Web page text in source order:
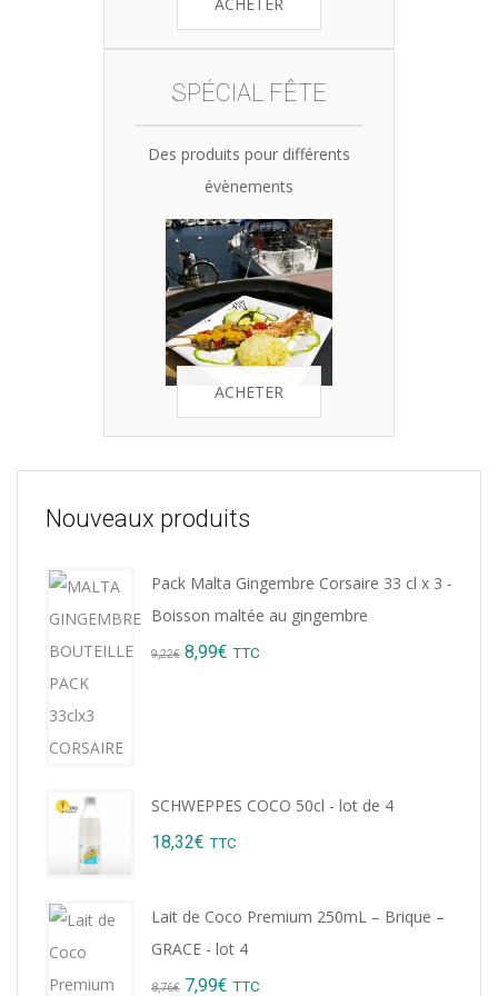
SPÉCIAL FÊTE
Des produits pour différents
évènements
ACHETER
Nouveaux produits
Pack Malta Gingembre Corsaire 33 cl x 3 -
Boisson maltée au gingembre
9,22€ Original
8,99€ Current
TTC
SCHWEPPES COCO 50cl - lot de 4
18,32€ TTC
Lait de Coco Premium 250mL – Brique –
GRACE - lot 4
8,76€ Original
7,99€ Current
TTC